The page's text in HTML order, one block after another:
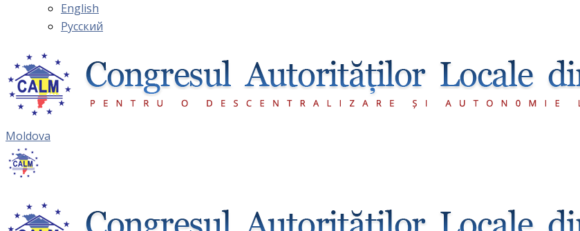
English
Русский
Moldova